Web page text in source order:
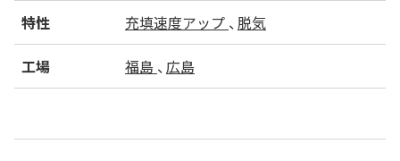
特性 充填速度アップ 脱気
工場 福島 広島